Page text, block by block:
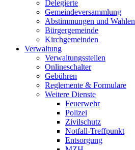
Delegierte
Gemeindeversammlung
Abstimmungen und Wahlen
Bürgergemeinde
Kirchgemeinden
Verwaltung
Verwaltungsstellen
Onlineschalter
Gebühren
Reglemente & Formulare
Weitere Dienste
Feuerwehr
Polizei
Zivilschutz
Notfall-Treffpunkt
Entsorgung